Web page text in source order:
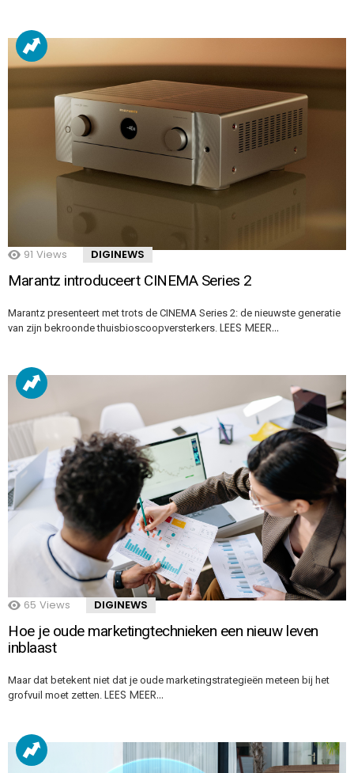
91 Views DIGINEWS
Marantz introduceert CINEMA Series 2
Marantz presenteert met trots de CINEMA Series 2: de nieuwste generatie
van zijn bekroonde thuisbioscoopversterkers. LEES MEER…
65 Views DIGINEWS
Hoe je oude marketingtechnieken een nieuw leven
inblaast
Maar dat betekent niet dat je oude marketingstrategieën meteen bij het
grofvuil moet zetten. LEES MEER…